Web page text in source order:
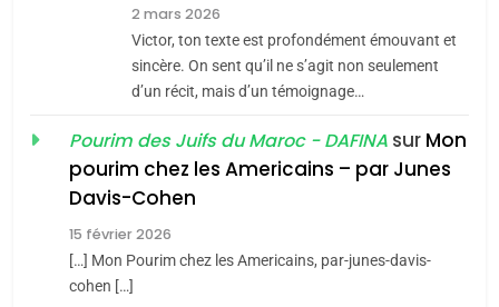
Maroc : Les amandes de
Tafraout, le miel de Tadla
Azilal consacrés produits
du terroir
DAFINA MAROC
Oeil ravageur – Vanessa
De Loya Stauber
2 mars 2026
Victor, ton texte est profondément émouvant et
sincère. On sent qu’il ne s’agit non seulement
d’un récit, mais d’un témoignage…
Pourim des Juifs du Maroc - DAFINA sur Mon
pourim chez les Americains – par Junes
Davis-Cohen
15 février 2026
[…] Mon Pourim chez les Americains, par-junes-davis-
cohen […]
2025, l’année la plus